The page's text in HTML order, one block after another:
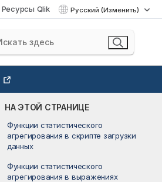
Ресурсы Qlik Русский (Изменить)
НА ЭТОЙ СТРАНИЦЕ
Функции статистического
агрегирования в скрипте загрузки
данных
Функции статистического
агрегирования в выражениях